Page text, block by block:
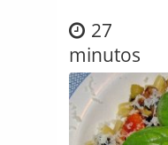
27
minutos